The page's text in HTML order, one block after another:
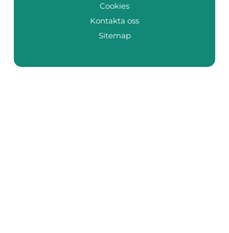
Cookies
Kontakta oss
Sitemap